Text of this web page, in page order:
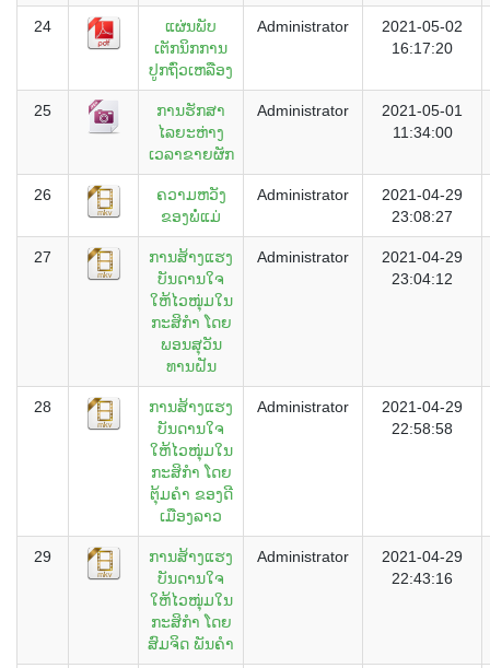
24
ແຜ່ນພັບ
ເຕັກນິກການ
ປູກຖົ່ວເຫລືອງ
Administrator
2021-05-02
16:17:20
25
ການຮັກສາ
ໄລຍະຫ່າງ
ເວລາຂາຍຜັກ
Administrator
2021-05-01
11:34:00
26
ຄວາມຫວັງ
ຂອງພໍ່ແມ່
Administrator
2021-04-29
23:08:27
27
ການສ້າງແຮງ
ບັນດານໃຈ
ໃຫ້ໄວໜຸ່ມໃນ
ກະສິກຳ ໂດຍ
ພອນສຸວັນ
ທານຝັນ
Administrator
2021-04-29
23:04:12
28
ການສ້າງແຮງ
ບັນດານໃຈ
ໃຫ້ໄວໜຸ່ມໃນ
ກະສິກຳ ໂດຍ
ຕຸ້ມຄຳ ຂອງດີ
ເມືອງລາວ
Administrator
2021-04-29
22:58:58
29
ການສ້າງແຮງ
ບັນດານໃຈ
ໃຫ້ໄວໜຸ່ມໃນ
ກະສິກຳ ໂດຍ
ສົມຈິດ ພັນຄຳ
Administrator
2021-04-29
22:43:16